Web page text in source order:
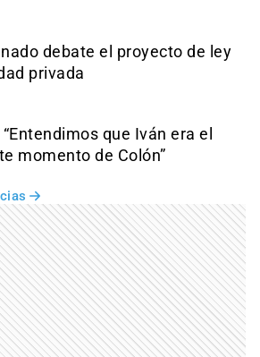
debate el proyecto de ley
privada
que Iván era el
momento de Colón”